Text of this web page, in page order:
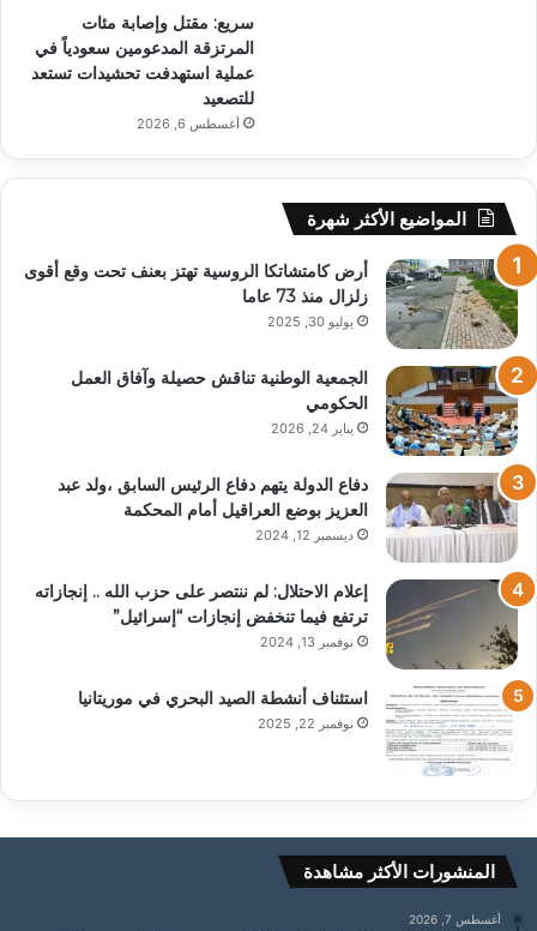
سريع: مقتل وإصابة مئات
المرتزقة المدعومين سعودياً في
عملية استهدفت تحشيدات تستعد
للتصعيد
أغسطس 6, 2026
المواضيع الأكثر شهرة
أرض كامتشاتكا الروسية تهتز بعنف تحت وقع أقوى
زلزال منذ 73 عاما
يوليو 30, 2025
الجمعية الوطنية تناقش حصيلة وآفاق العمل
الحكومي
يناير 24, 2026
دفاع الدولة يتهم دفاع الرئيس السابق ،ولد عبد
العزيز بوضع العراقيل أمام المحكمة
ديسمبر 12, 2024
إعلام الاحتلال: لم ننتصر على حزب الله .. إنجازاته
ترتفع فيما تنخفض إنجازات “إسرائيل”
نوفمبر 13, 2024
استئناف أنشطة الصيد البحري في موريتانيا
نوفمبر 22, 2025
المنشورات الأكثر مشاهدة
أغسطس 7, 2026